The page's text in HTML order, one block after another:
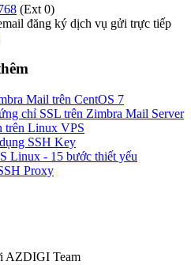
(Ext 0)
đăng ký dịch vụ gửi trực tiếp
Mail trên CentOS 7
chỉ SSL trên Zimbra Mail Server
trên Linux VPS
SSH Key
Linux - 15 bước thiết yếu
Proxy
AZDIGI Team